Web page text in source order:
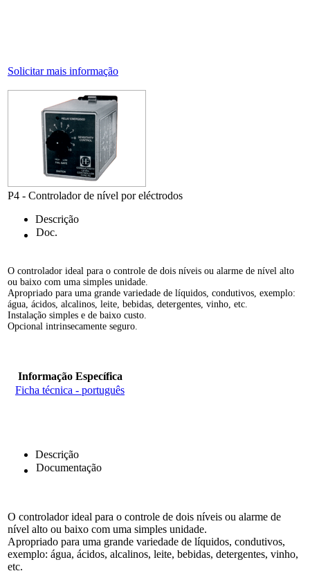
Solicitar mais informação
P4 - Controlador de nível por eléctrodos
Descrição
Doc.
O controlador ideal para o controle de dois níveis ou alarme de nível alto
ou baixo com uma simples unidade.
Apropriado para uma grande variedade de líquidos, condutivos, exemplo:
água, ácidos, alcalinos, leite, bebidas, detergentes, vinho, etc.
Instalação simples e de baixo custo.
Opcional intrinsecamente seguro.
Informação Específica
Ficha técnica - português
Descrição
Documentação
O controlador ideal para o controle de dois níveis ou alarme de
nível alto ou baixo com uma simples unidade.
Apropriado para uma grande variedade de líquidos, condutivos,
exemplo: água, ácidos, alcalinos, leite, bebidas, detergentes, vinho,
etc.